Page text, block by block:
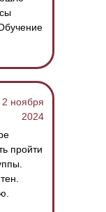
2 ноября
2024
пройти